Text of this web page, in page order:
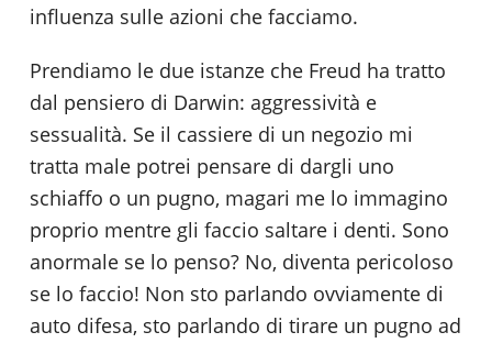
influenza sulle azioni che facciamo.
Prendiamo le due istanze che Freud ha tratto
dal pensiero di Darwin: aggressività e
sessualità. Se il cassiere di un negozio mi
tratta male potrei pensare di dargli uno
schiaffo o un pugno, magari me lo immagino
proprio mentre gli faccio saltare i denti. Sono
anormale se lo penso? No, diventa pericoloso
se lo faccio! Non sto parlando ovviamente di
auto difesa, sto parlando di tirare un pugno ad